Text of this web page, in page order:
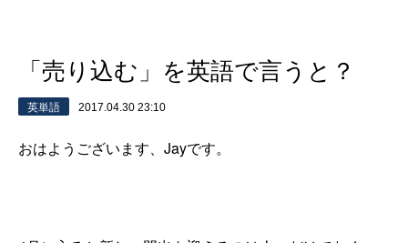
「売り込む」を英語で言うと？
英単語 2017.04.30 23:10
おはようございます、Jayです。